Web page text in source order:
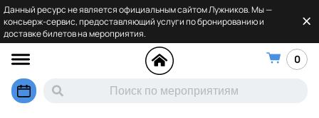
Данный ресурс не является официальным сайтом Лужников. Мы —
консьерж-сервис, предоставляющий услуги по бронированию и
доставке билетов на мероприятия.
0